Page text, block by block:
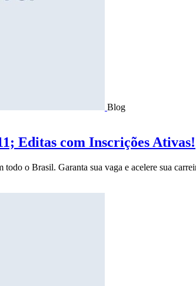
Blog
Editas com Inscrições Ativas!
o Brasil. Garanta sua vaga e acelere sua